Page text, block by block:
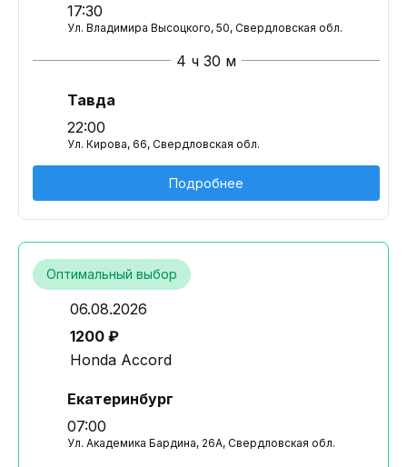
17:30
Ул. Владимира Высоцкого, 50, Свердловская обл.
4 ч 30 м
Тавда
22:00
Ул. Кирова, 66, Свердловская обл.
Подробнее
Оптимальный выбор
06.08.2026
1200 ₽
Honda Accord
Екатеринбург
07:00
Ул. Академика Бардина, 26А, Свердловская обл.